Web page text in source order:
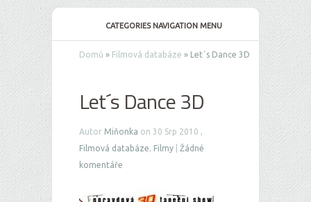
CATEGORIES NAVIGATION MENU
Domů » Filmová databáze » Let´s Dance 3D
Let´s Dance 3D
Autor Miňonka on 30 Srp 2010 ,
Filmová databáze, Filmy
Žádné
komentáře